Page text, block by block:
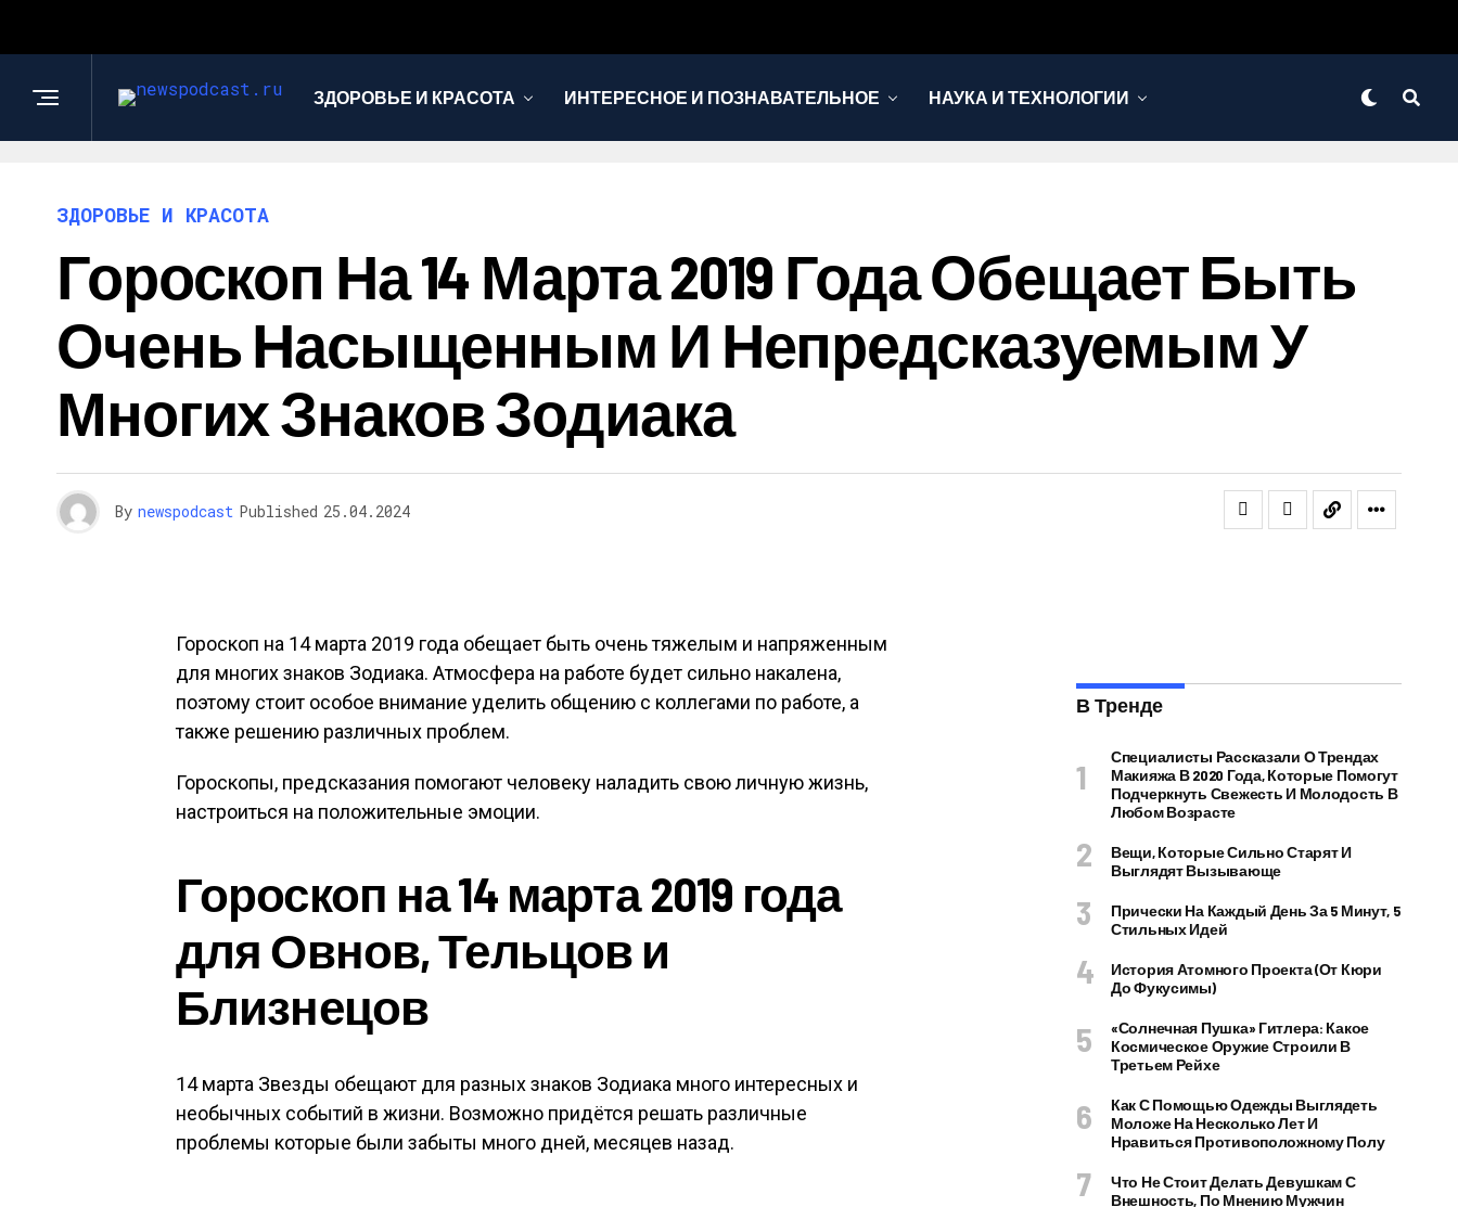
ЗДОРОВЬЕ И КРАСОТА ИНТЕРЕСНОЕ И ПОЗНАВАТЕЛЬНОЕ НАУКА И ТЕХНОЛОГИИ
ЗДОРОВЬЕ И КРАСОТА
Гороскоп На 14 Марта 2019 Года Обещает Быть
Очень Насыщенным И Непредсказуемым У
Многих Знаков Зодиака
By newspodcast Published 25.04.2024
Гороскоп на 14 марта 2019 года обещает быть очень тяжелым и напряженным
для многих знаков Зодиака. Атмосфера на работе будет сильно накалена,
поэтому стоит особое внимание уделить общению с коллегами по работе, а
также решению различных проблем.
Гороскопы, предсказания помогают человеку наладить свою личную жизнь,
настроиться на положительные эмоции.
Гороскоп на 14 марта 2019 года
для Овнов, Тельцов и
Близнецов
14 марта Звезды обещают для разных знаков Зодиака много интересных и
необычных событий в жизни. Возможно придётся решать различные
проблемы которые были забыты много дней, месяцев назад.
В Тренде
Специалисты Рассказали О Трендах
Макияжа В 2020 Года, Которые Помогут
Подчеркнуть Свежесть И Молодость В
Любом Возрасте
Вещи, Которые Сильно Старят И
Выглядят Вызывающе
Прически На Каждый День За 5 Минут, 5
Стильных Идей
История Атомного Проекта (от Кюри
До Фукусимы)
«Солнечная Пушка» Гитлера: Какое
Космическое Оружие Строили В
Третьем Рейхе
Как С Помощью Одежды Выглядеть
Моложе На Несколько Лет И
Нравиться Противоположному Полу
Что Не Стоит Делать Девушкам С
Внешность, По Мнению Мужчин